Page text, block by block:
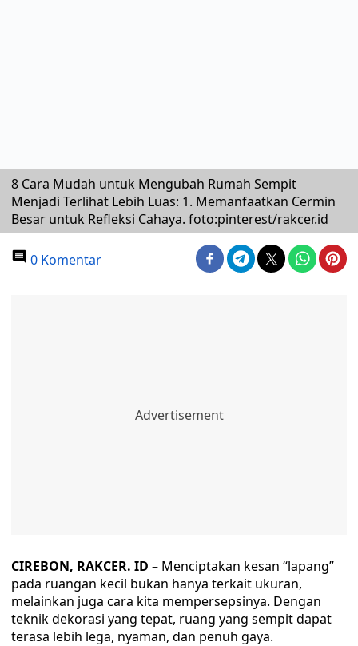
8 Cara Mudah untuk Mengubah Rumah Sempit
Menjadi Terlihat Lebih Luas: 1. Memanfaatkan Cermin
Besar untuk Refleksi Cahaya. foto:pinterest/rakcer.id
0 Komentar
CIREBON, RAKCER. ID – Menciptakan kesan “lapang”
pada ruangan kecil bukan hanya terkait ukuran,
melainkan juga cara kita mempersepsinya. Dengan
teknik dekorasi yang tepat, ruang yang sempit dapat
terasa lebih lega, nyaman, dan penuh gaya.